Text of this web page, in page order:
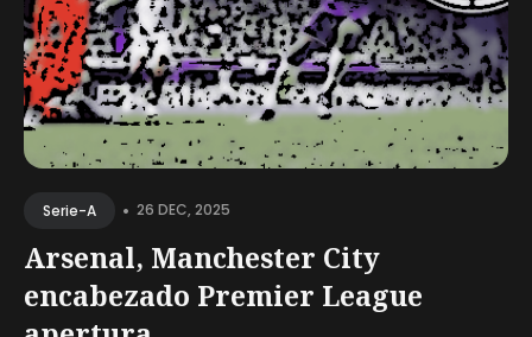
Serie-A • 26 DEC, 2025
Arsenal, Manchester City
encabezado Premier League